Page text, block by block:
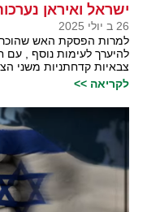
ישראל ואיראן
26 ב יולי 2025
למרות הפסקת האש
להיערך לעימות נוסף , עם
צבאיות קדחתניות משני
לקריאה >>